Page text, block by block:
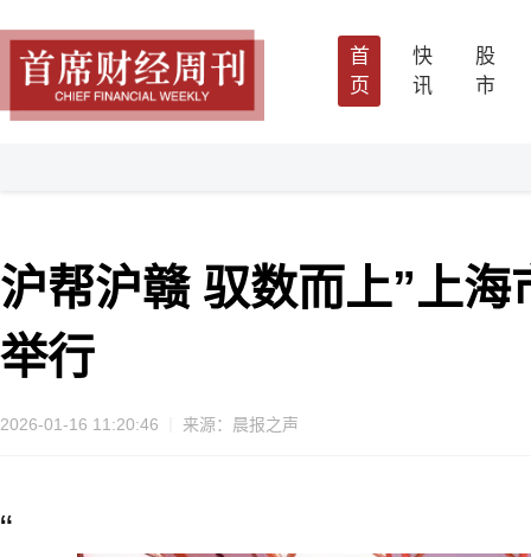
首
页
快
讯
股
市
沪帮沪赣 驭数而上”上
举行
2026-01-16 11:20:46 来源：晨报之声
“